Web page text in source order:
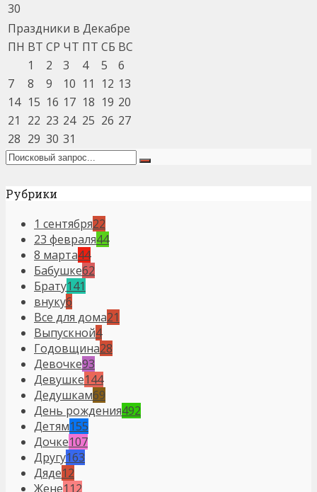
30
Праздники в Декабре
ПН ВТ СР ЧТ ПТ СБ ВС
1
2 3 4 5
6
7
8 9 10 11 12 13
14 15 16 17 18 19 20
21
22 23 24 25 26 27
28 29 30 31
Рубрики
1 сентября22
23 февраля44
8 марта44
Бабушке62
Брату141
внуку6
Все для дома21
Выпускной4
Годовщина28
Девочке93
Девушке144
Дедушкам69
День рождения492
Детям155
Дочке107
Другу163
Дяде12
Жене112